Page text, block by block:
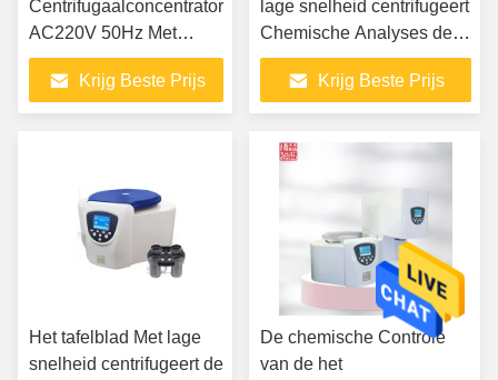
Centrifugaalconcentrator
AC220V 50Hz Met
geringe geluidssterkte
drogenKrijg Beste Prijs
lage snelheid centrifugeert
Chemische Analyses de
Kleine Bank centrifugeert
Krijg Beste Prijs
Het tafelblad Met lage
snelheid centrifugeert de
De chemische Controle
van de het